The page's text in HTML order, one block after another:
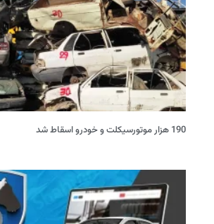
190 هزار موتورسیکلت و خودرو اسقاط شد